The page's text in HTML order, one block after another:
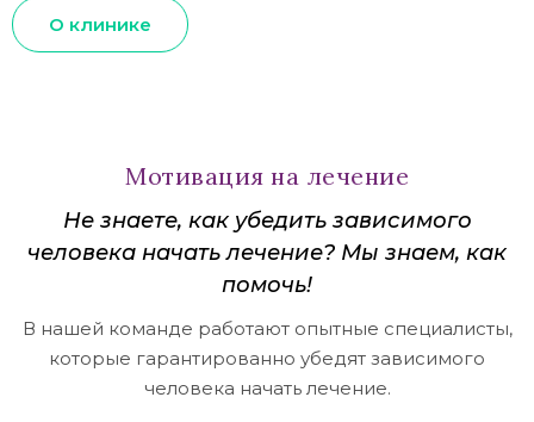
О клинике
Мотивация на лечение
Не знаете, как убедить зависимого
человека начать лечение? Мы знаем, как
помочь!
В нашей команде работают опытные специалисты,
которые гарантированно убедят зависимого
человека начать лечение.